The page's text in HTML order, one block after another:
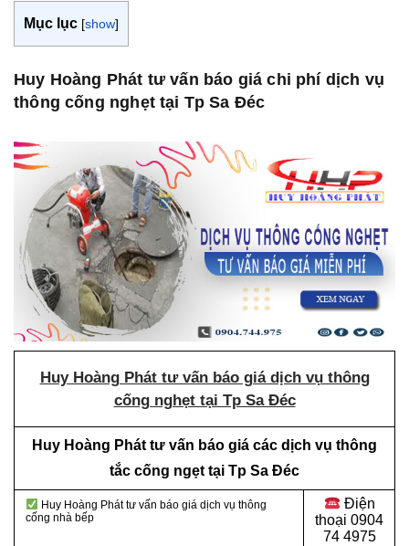
Mục lục [show]
Huy Hoàng Phát tư vấn báo giá chi phí dịch vụ
thông cống nghẹt tại Tp Sa Đéc
Huy Hoàng Phát tư vấn báo giá dịch vụ thông
cống nghẹt tại Tp Sa Đéc
Huy Hoàng Phát tư vấn báo giá các dịch vụ thông
tắc cống ngẹt tại Tp Sa Đéc
Huy Hoàng Phát tư vấn báo giá dịch vụ thông
cống nhà bếp
Điện
thoại 0904
74 4975